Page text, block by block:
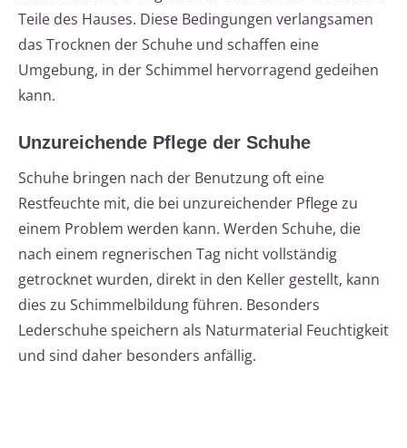
Teile des Hauses. Diese Bedingungen verlangsamen
das Trocknen der Schuhe und schaffen eine
Umgebung, in der Schimmel hervorragend gedeihen
kann.
Unzureichende Pflege der Schuhe
Schuhe bringen nach der Benutzung oft eine
Restfeuchte mit, die bei unzureichender Pflege zu
einem Problem werden kann. Werden Schuhe, die
nach einem regnerischen Tag nicht vollständig
getrocknet wurden, direkt in den Keller gestellt, kann
dies zu Schimmelbildung führen. Besonders
Lederschuhe speichern als Naturmaterial Feuchtigkeit
und sind daher besonders anfällig.